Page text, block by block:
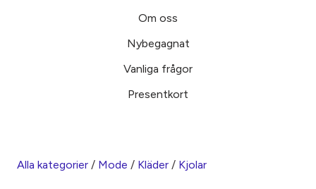
Om oss
Nybegagnat
Vanliga frågor
Presentkort
Alla kategorier / Mode / Kläder / Kjolar